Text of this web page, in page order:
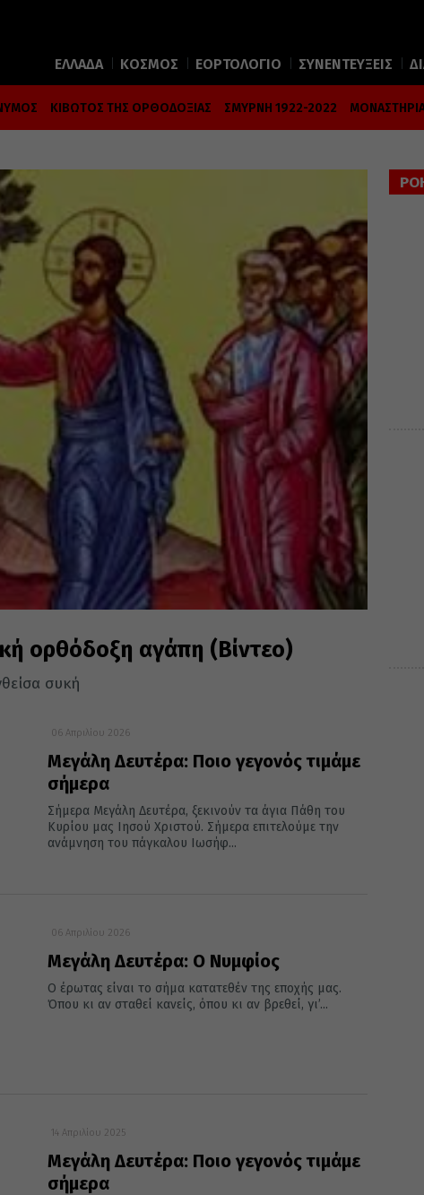
ΕΛΛΑΔΑ ΚΟΣΜΟΣ ΕΟΡΤΟΛΟΓΙΟ ΣΥΝΕΝΤΕΥΞΕΙΣ
ΚΙΒΩΤΟΣ ΤΗΣ ΟΡΘΟΔΟΞΙΑΣ ΣΜΥΡΝΗ 1922-2022
ορθόδοξη αγάπη (Βίντεο)
συκή
06 Απριλίου 2026
Μεγάλη Δευτέρα: Ποιο γεγονός τιμάμε
σήμερα
Σήμερα Μεγάλη Δευτέρα, ξεκινούν τα άγια Πάθη του
Κυρίου μας Ιησού Χριστού. Σήμερα επιτελούμε την
ανάμνηση του πάγκαλου Ιωσήφ...
06 Απριλίου 2026
Μεγάλη Δευτέρα: Ο Νυμφίος
Ο έρωτας είναι το σήμα κατατεθέν της εποχής μας.
Όπου κι αν σταθεί κανείς, όπου κι αν βρεθεί, γι’...
14 Απριλίου 2025
Μεγάλη Δευτέρα: Ποιο γεγονός τιμάμε
σήμερα